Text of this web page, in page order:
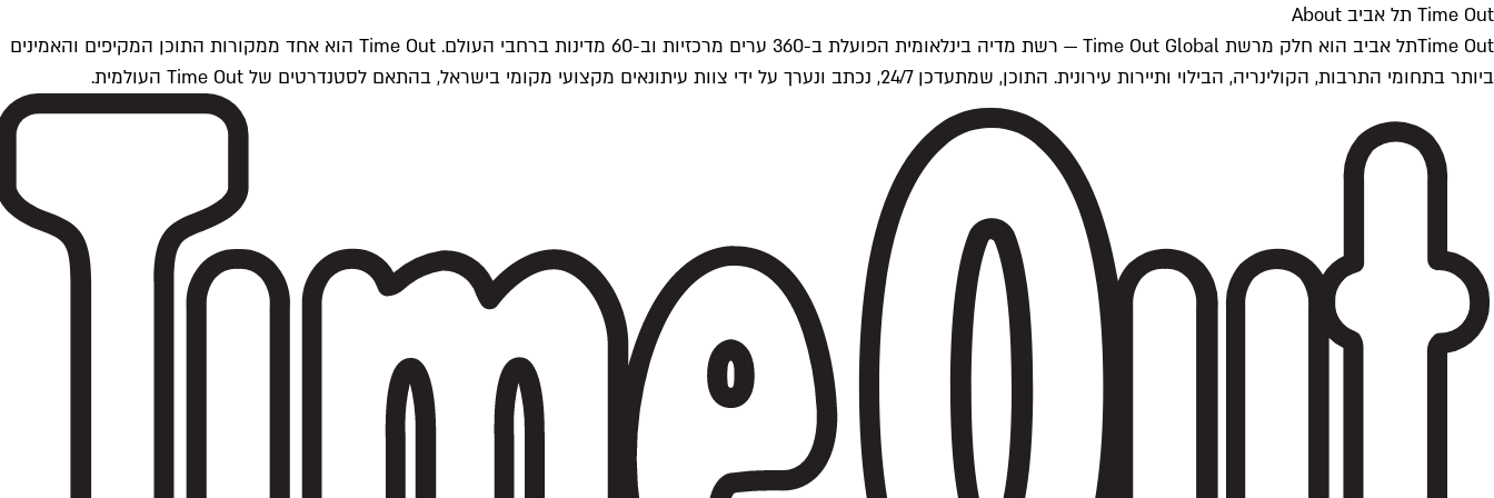
Time Out תל אביב About
Time Outתל אביב הוא חלק מרשת Time Out Global — רשת מדיה בינלאומית הפועלת ב-360 ערים מרכזיות וב-60 מדינות ברחבי העולם. Time Out הוא אחד ממקורות התוכן המקיפים והאמינים
ביותר בתחומי התרבות, הקולינריה, הבילוי ותיירות עירונית. התוכן, שמתעדכן 24/7, נכתב ונערך על ידי צוות עיתונאים מקצועי מקומי בישראל, בהתאם לסטנדרטים של Time Out העולמית.